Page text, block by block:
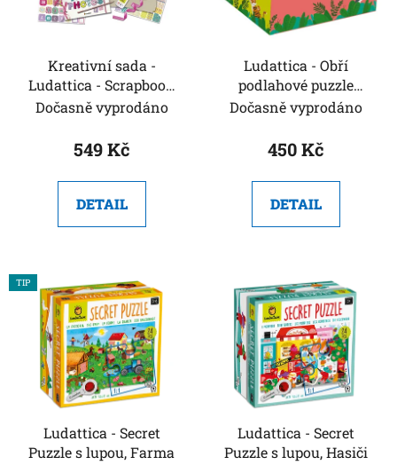
Kreativní sada -
Ludattica - Scrapbook
pro děti
Dočasně vyprodáno
549 Kč
DETAIL
Ludattica - Obří
podlahové puzzle
Veselá džungle - Giant
Dočasně vyprodáno
450 Kč
DETAIL
TIP
Ludattica - Secret
Puzzle s lupou, Farma
Ludattica - Secret
Puzzle s lupou, Hasiči